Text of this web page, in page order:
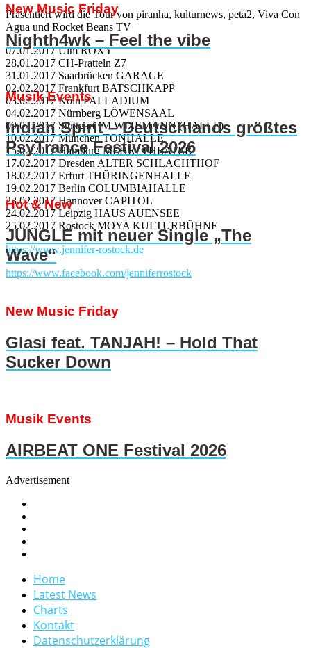
Präsentiert wird die Tour von piranha, kulturnews, peta2, Viva Con
Agua und Rocket Beans TV
07.01.2017 Ulm ROXY
28.01.2017 CH-Pratteln Z7
31.01.2017 Saarbrücken GARAGE
02.02.2017 Frankfurt BATSCHKAPP
03.02.2017 Köln PALLADIUM
04.02.2017 Nürnberg LÖWENSAAL
09.02.2017 Stuttgart IM WIZEMANN (HALLE)
10.02.2017 München TONHALLE
15.02.2017 Hamburg MEHR! THEATER
17.02.2017 Dresden ALTER SCHLACHTHOF
18.02.2017 Erfurt THÜRINGENHALLE
19.02.2017 Berlin COLUMBIAHALLE
23.02.2017 Hannover CAPITOL
24.02.2017 Leipzig HAUS AUENSEE
25.02.2017 Rostock MOYA KULTURBÜHNE
https://www.jennifer-rostock.de
https://www.facebook.com/jenniferrostock
New Music Friday
Nighth4wk – Feel the vibe
Musik Events
Indian Spirit – Deutschlands größtes
PsyTrance Festival 2026
Hot & New
JUNGLE mit neuer Single „The
Wave“
New Music Friday
Glasi feat. TANJAH! – Hold That
Sucker Down
Musik Events
AIRBEAT ONE Festival 2026
Advertisement
Home
Latest News
Charts
Kontakt
Datenschutzerklärung